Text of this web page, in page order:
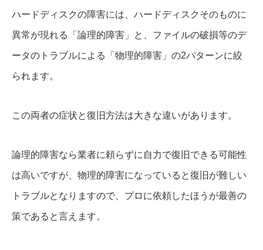
ハードディスクの障害には、ハードディスクそのものに
異常が現れる「論理的障害」と、ファイルの破損等のデ
ータのトラブルによる「物理的障害」の2パターンに絞
られます。
この両者の症状と復旧方法は大きな違いがあります。
論理的障害なら業者に頼らずに自力で復旧できる可能性
は高いですが、物理的障害になっていると復旧が難しい
トラブルとなりますので、プロに依頼したほうが最善の
策であると言えます。